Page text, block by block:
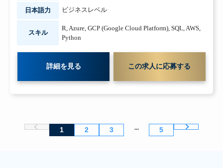
日本語力 ビジネスレベル
スキル
R,Azure, GCP (Google Cloud Platform), SQL,AWS,
Python
詳細を見る この求人に応募する
1 2 3 ... 5